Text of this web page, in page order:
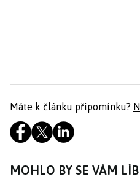
Máte k článku připomínku?
MOHLO BY SE VÁM